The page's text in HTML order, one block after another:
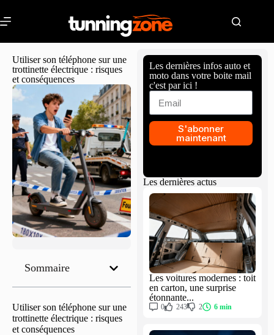
Utiliser son téléphone sur une
trottinette électrique : risques
et conséquences
Sommaire
Utiliser son téléphone sur une
trottinette électrique : risques
et conséquences
Les dernières infos auto et
moto dans votre boite mail
c'est par ici !
S'abonner
maintenant
Les dernières actus
Les voitures modernes : toit
en carton, une surprise
étonnante...
0 243 2 6 min